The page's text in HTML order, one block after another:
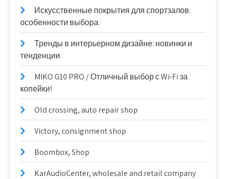
Искусственные покрытия для спортзалов:
особенности выбора.
Тренды в интерьерном дизайне: новинки и
тенденции.
MIKO G10 PRO / Отличный выбор с Wi-Fi за
копейки!
Old crossing, auto repair shop
Victory, consignment shop
Boombox, Shop
KarAudioCenter, wholesale and retail company